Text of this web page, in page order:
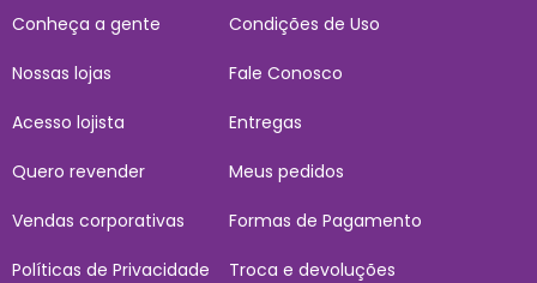
Conheça a gente
Nossas lojas
Acesso lojista
Quero revender
Vendas corporativas
Políticas de Privacidade
Condições de Uso
Fale Conosco
Entregas
Meus pedidos
Formas de Pagamento
Troca e devoluções